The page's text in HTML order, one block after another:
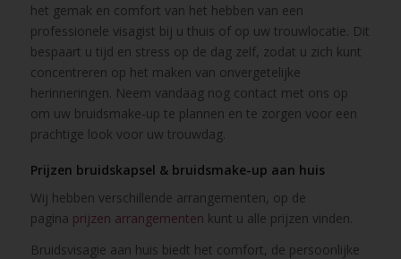
het gemak en comfort van het hebben van een
professionele visagist bij u thuis of op uw trouwlocatie. Dit
bespaart u tijd en stress op de dag zelf, zodat u zich kunt
concentreren op het maken van onvergetelijke
herinneringen. Neem vandaag nog contact met ons op
om uw bruidsmake-up te plannen en te zorgen voor een
prachtige look voor uw trouwdag.
Prijzen bruidskapsel & bruidsmake-up aan huis
Wij hebben verschillende arrangementen, op de
pagina prijzen arrangementen kunt u alle prijzen vinden.
Bruidsvisagie aan huis biedt het comfort, de persoonlijke